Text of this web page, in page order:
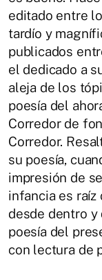
editado entre
tardío y
publicados
el dedicado a
aleja de los
poesía del
Corredor de
Corredor.
su poesía,
impresión de
infancia es
desde dentro y
poesía del
con lectura de